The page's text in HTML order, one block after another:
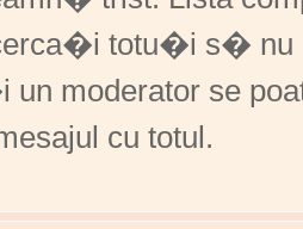
totu�i s� nu
un moderator se
cu totul.